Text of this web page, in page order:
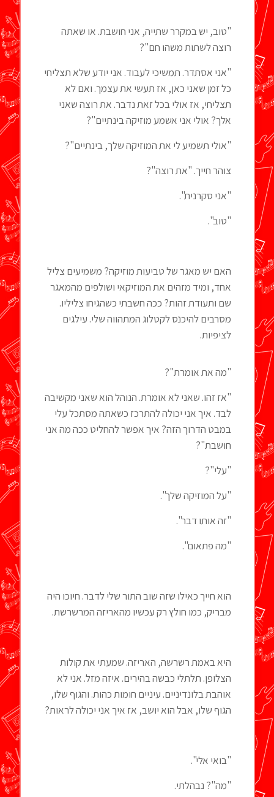
"טוב, יש במקרר שתייה, אני חושבת. או שאתה
רוצה לשתות משהו חם"?
"אני אסתדר. תמשיכי לעבוד. אני יודע שלא תצליחי
כל זמן שאני כאן, אז תעשי את עצמך. ואם לא
תצליחי, אז אולי בכל זאת נדבר. את רוצה שאני
אלך? אולי אני אשמע מוזיקה בינתיים"?
"אולי תשמיע לי את המוזיקה שלך, בינתיים"?
צוהר חייך. "את רוצה"?
"אני סקרנית".
"טוב".
האם יש מאגר של טביעות מוזיקה? משמיעים צליל
אחד, ומיד מזהים את המוזיקאי ושולפים מהמאגר
שם ותעודת זהות? ככה חשבתי כשהגיחו צליליו.
מסרבים להיכנס לקטלוג המתהווה שלי. עילגים
לציפיות.
"מה את אומרת"?
"אז זהו. שאני לא אומרת. הנוהל הוא שאני מקשיבה
לבד. איך אני יכולה להתרכז כשאתה מסתכל עלי
במבט הדרוך הזה? איך אפשר להחליט ככה מה אני
חושבת"?
"עלי"?
"על המוזיקה שלך".
"זה אותו דבר".
"מה פתאום".
הוא חייך כאילו שזה שוב התור שלי לדבר. חיוכו היה
מבריק, כמו חולץ רק עכשיו מהאריזה המרשרשת.
היא באמת רשרשה, האריזה. שמעתי את קולות
הצלופן. תלתלי כבשה בהירים. איזה מזל. אני לא
אוהבת בלונדיניים. עיניים חומות כהות. והגוף שלו,
הגוף שלו, אבל הוא יושב, אז איך אני יכולה לראות?
"בואי אלי".
"מה"? נבהלתי.